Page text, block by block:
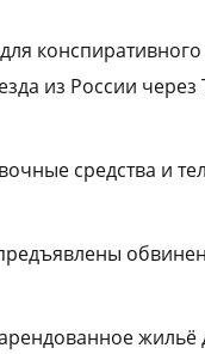
из России
средства и
жильё